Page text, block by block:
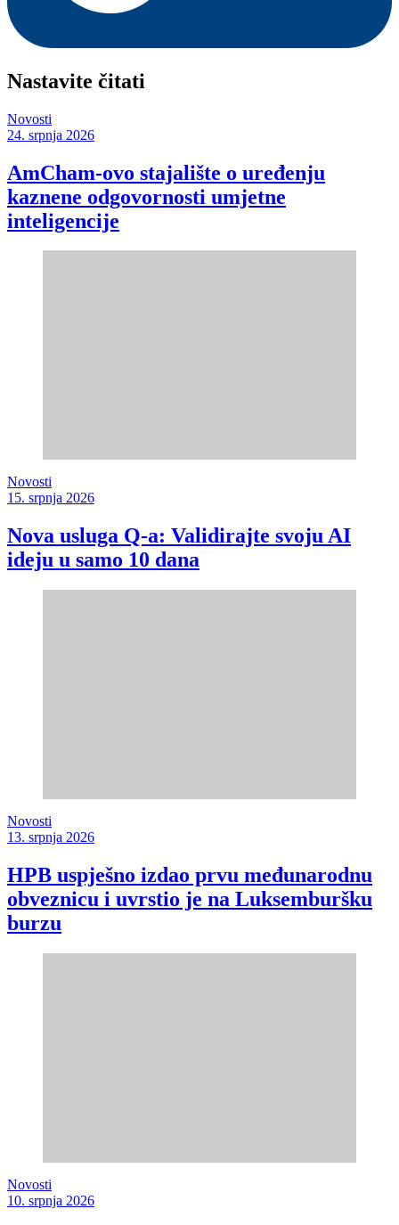
Nastavite čitati
Novosti
24. srpnja 2026
AmCham-ovo stajalište o uređenju
kaznene odgovornosti umjetne
inteligencije
Novosti
15. srpnja 2026
Nova usluga Q-a: Validirajte svoju AI
ideju u samo 10 dana
Novosti
13. srpnja 2026
HPB uspješno izdao prvu međunarodnu
obveznicu i uvrstio je na Luksemburšku
burzu
Novosti
10. srpnja 2026